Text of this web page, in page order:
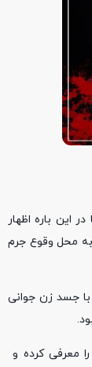
این باره اظهار
به محل وقوع جرم
جسد زن جوانی
معرفی کرده و